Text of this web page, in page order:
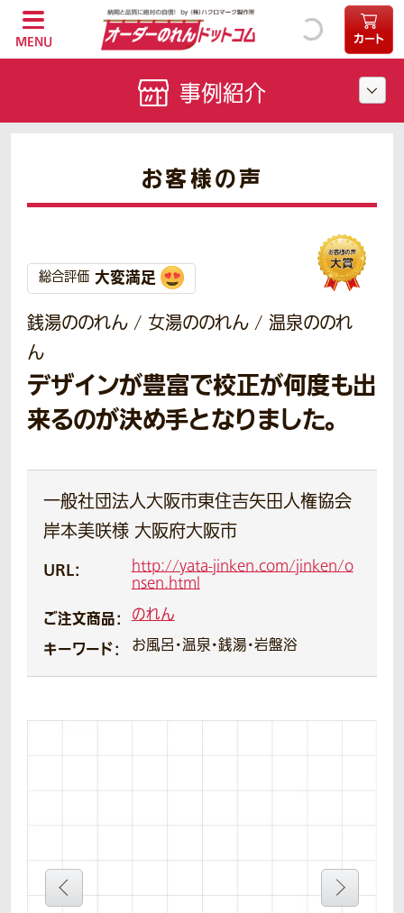
MENU カート
お客様の声
総合評価 大変満足
銭湯ののれん / 女湯ののれん / 温泉ののれ
ん
デザインが豊富で校正が何度も出
来るのが決め手となりました。
一般社団法人大阪市東住吉矢田人権協会
岸本美咲様 大阪府大阪市
URL：
http://yata-jinken.com/jinken/o
nsen.html
ご注文商品： のれん
キーワード： お風呂・温泉・銭湯・岩盤浴
事例紹介